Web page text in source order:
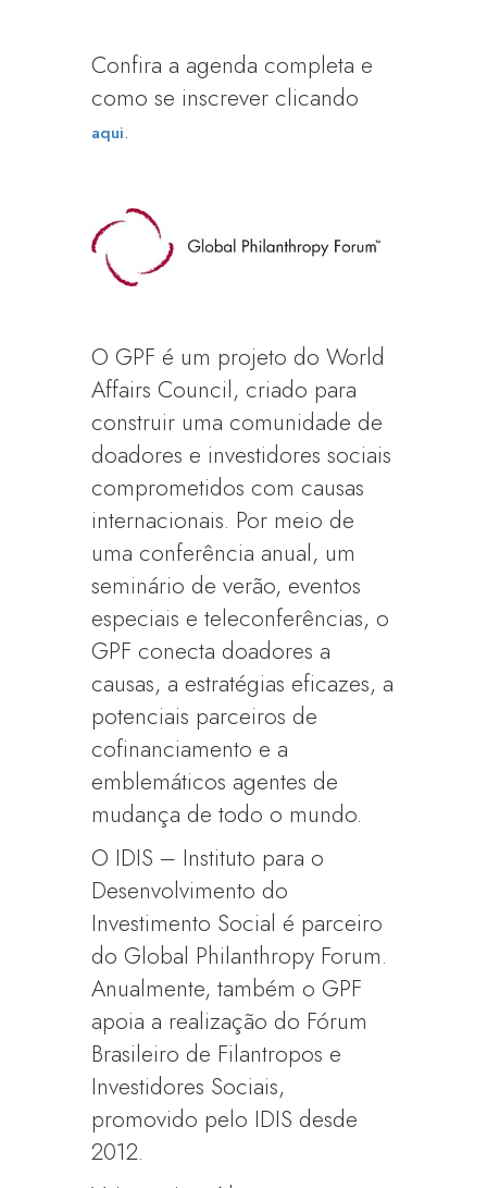
Confira a agenda completa e
como se inscrever clicando
aqui.
O GPF é um projeto do World
Affairs Council, criado para
construir uma comunidade de
doadores e investidores sociais
comprometidos com causas
internacionais. Por meio de
uma conferência anual, um
seminário de verão, eventos
especiais e teleconferências, o
GPF conecta doadores a
causas, a estratégias eficazes, a
potenciais parceiros de
cofinanciamento e a
emblemáticos agentes de
mudança de todo o mundo.
O IDIS – Instituto para o
Desenvolvimento do
Investimento Social é parceiro
do Global Philanthropy Forum.
Anualmente, também o GPF
apoia a realização do Fórum
Brasileiro de Filantropos e
Investidores Sociais,
promovido pelo IDIS desde
2012.